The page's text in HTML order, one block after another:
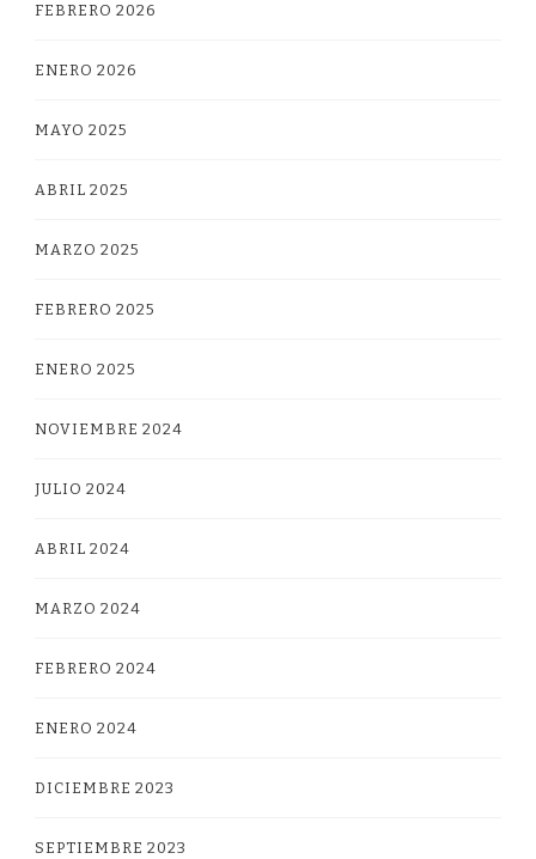
FEBRERO 2026
ENERO 2026
MAYO 2025
ABRIL 2025
MARZO 2025
FEBRERO 2025
ENERO 2025
NOVIEMBRE 2024
JULIO 2024
ABRIL 2024
MARZO 2024
FEBRERO 2024
ENERO 2024
DICIEMBRE 2023
SEPTIEMBRE 2023